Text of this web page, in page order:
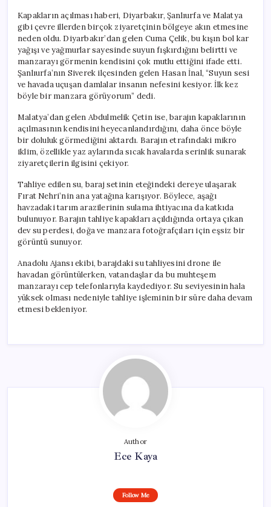
Kapakların açılması haberi, Diyarbakır, Şanlıurfa ve Malatya
gibi çevre illerden birçok ziyaretçinin bölgeye akın etmesine
neden oldu. Diyarbakır’dan gelen Cuma Çelik, bu kışın bol kar
yağışı ve yağmurlar sayesinde suyun fışkırdığını belirtti ve
manzarayı görmenin kendisini çok mutlu ettiğini ifade etti.
Şanlıurfa’nın Siverek ilçesinden gelen Hasan İnal, “Suyun sesi
ve havada uçuşan damlalar insanın nefesini kesiyor. İlk kez
böyle bir manzara görüyorum” dedi.
Malatya’dan gelen Abdulmelik Çetin ise, barajın kapaklarının
açılmasının kendisini heyecanlandırdığını, daha önce böyle
bir doluluk görmediğini aktardı. Barajın etrafındaki mikro
iklim, özellikle yaz aylarında sıcak havalarda serinlik sunarak
ziyaretçilerin ilgisini çekiyor.
Tahliye edilen su, baraj setinin eteğindeki dereye ulaşarak
Fırat Nehri’nin ana yatağına karışıyor. Böylece, aşağı
havzadaki tarım arazilerinin sulama ihtiyacına da katkıda
bulunuyor. Barajın tahliye kapakları açıldığında ortaya çıkan
dev su perdesi, doğa ve manzara fotoğrafçıları için eşsiz bir
görüntü sunuyor.
Anadolu Ajansı ekibi, barajdaki su tahliyesini drone ile
havadan görüntülerken, vatandaşlar da bu muhteşem
manzarayı cep telefonlarıyla kaydediyor. Su seviyesinin hala
yüksek olması nedeniyle tahliye işleminin bir süre daha devam
etmesi bekleniyor.
Author
Ece Kaya
Follow Me